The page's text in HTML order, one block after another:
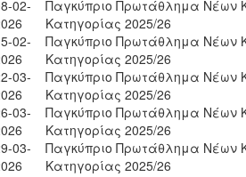
02-
Παγκύπριο Πρωτάθλημα Νέων
Κατηγορίας 2025/26
02-
Παγκύπριο Πρωτάθλημα Νέων
Κατηγορίας 2025/26
03-
Παγκύπριο Πρωτάθλημα Νέων
Κατηγορίας 2025/26
03-
Παγκύπριο Πρωτάθλημα Νέων
Κατηγορίας 2025/26
03-
Παγκύπριο Πρωτάθλημα Νέων
Κατηγορίας 2025/26